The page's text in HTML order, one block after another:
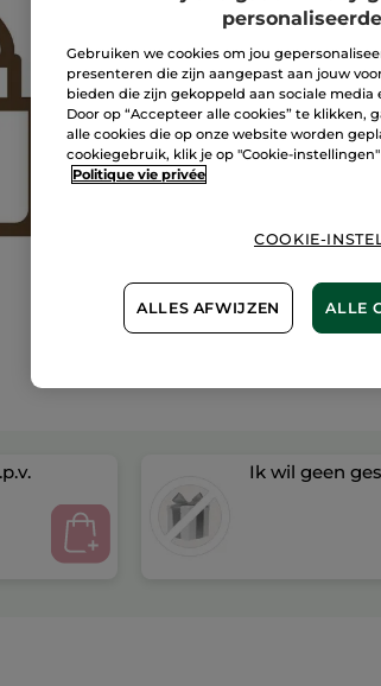
Ik wil geen
Gebruiken we cookies om jou
presenteren die zijn aangepast aan jouw
bieden die zijn gekoppeld aan sociale
Door op “Accepteer alle cookies” te klikken,
alle cookies die op onze website worden
cookiegebruik, klik je op "Cookie-
Politique vie privée
COOKIE-
ALLES AFWIJZEN ALLE